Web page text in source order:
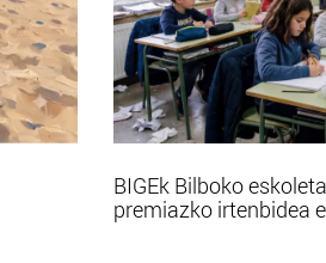
BIGEk Bilboko
premiazko irtenbidea